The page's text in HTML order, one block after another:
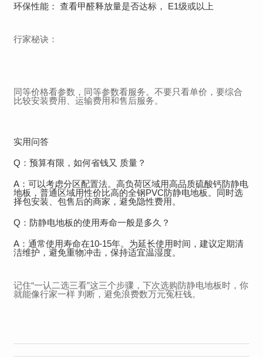
环保性能： 查看甲醛释放量是否达标， E1级或以上
行家秘诀：
同等价格看参数，同等参数看服务。不要只看单价，要综合
比较安装费用、运输费用和售后服务。
实用问答
Q：预算有限，如何省钱又 质量？
A：可以考虑分区配置法。高负荷区域用高品质硫酸钙防静电
地板，普通区域用性价比高的全钢PVC防静电地板。同时选
择包安装、包售后的商家，避免隐性费用。
Q：防静电地板的使用寿命一般是多久？
A：通常使用寿命在10-15年。为延长使用时间，建议定期清
洁维护，避免重物冲击，保持适宜温湿度。
记住“一认二选三看”这三个步骤，下次选购防静电地板时，你
就能像行家一样 判断，避免浪费数万元冤枉钱。